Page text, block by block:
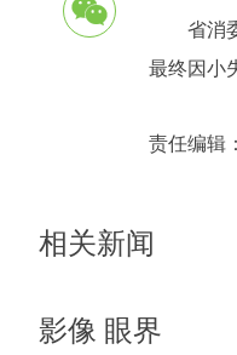
省消
最终因小
责任编辑：
相关新闻
影像 眼界